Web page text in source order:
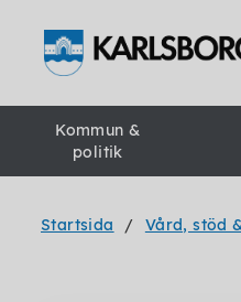
Kommun &
politik
Startsida Vård, stöd